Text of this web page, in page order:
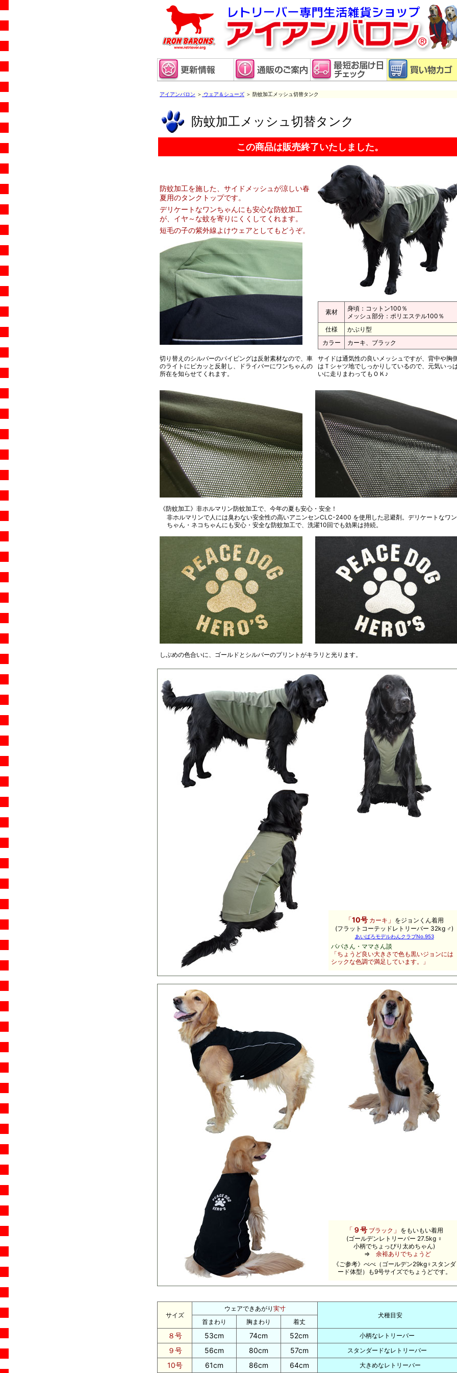
アイアンバロン ＞ ウェア＆シューズ ＞ 防蚊加工メッシュ切替タンク
防蚊加工メッシュ切替タンク
この商品は販売終了いたしました。
防蚊加工を施した、サイドメッシュが涼しい春
夏用のタンクトップです。
デリケートなワンちゃんにも安心な防蚊加工
が、イヤ～な蚊を寄りにくくしてくれます。
短毛の子の紫外線よけウェアとしてもどうぞ。
素材
身頃：コットン100％
メッシュ部分：ポリエステル100％
仕様
かぶり型
カラー
カーキ、ブラック
切り替えのシルバーのパイピングは反射素材なので、車
のライトにピカッと反射し、ドライバーにワンちゃんの
所在を知らせてくれます。
サイドは通気性の良いメッシュですが、背中や胸
はＴシャツ地でしっかりしているので、元気いっ
いに走りまわってもＯＫ♪
《防蚊加工》非ホルマリン防蚊加工で、今年の夏も安心・安全！
非ホルマリンで人には臭わない安全性の高いアニンセンCLC-2400 を使用した忌避剤。デリケートなワン
ちゃん・ネコちゃんにも安心・安全な防蚊加工で、洗濯10回でも効果は持続。
しぶめの色合いに、ゴールドとシルバーのプリントがキラリと光ります。
「10号 カーキ 」 をジョンくん着用
(フラットコーテッドレトリーバー 32kg ♂)
あいばろモデルわんクラブNo.953
パパさん・ママさん談
「ちょうど良い大きさで色も黒いジョンには
シックな色調で満足しています。」
「 ９号 ブラック 」 をもいもい着用
(ゴールデンレトリーバー 27.5kg ♀
小柄でちょっぴり太めちゃん)
⇒ 余裕ありでちょうど
《ご参考》べべ（ゴールデン29kg♀スタンダ
ード体型）も9号サイズでちょうどです。
サイズ
ウェアできあがり 実寸
犬種目安
首まわり
胸まわり 着丈
８号 53cm 74cm 52cm 小柄なレトリーバー
９号 56cm 80cm 57cm スタンダードなレトリーバー
10号 61cm 86cm 64cm 大きめなレトリーバー